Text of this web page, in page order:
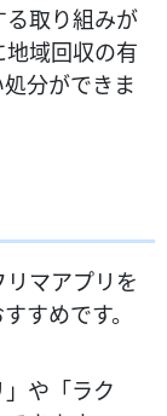
取り組みが
域回収の有
分ができま
マアプリを
すめです。
や「ラク